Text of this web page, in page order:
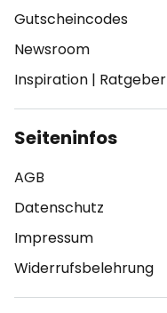
Gutscheincodes
Newsroom
Inspiration | Ratgeber
Seiteninfos
AGB
Datenschutz
Impressum
Widerrufsbelehrung